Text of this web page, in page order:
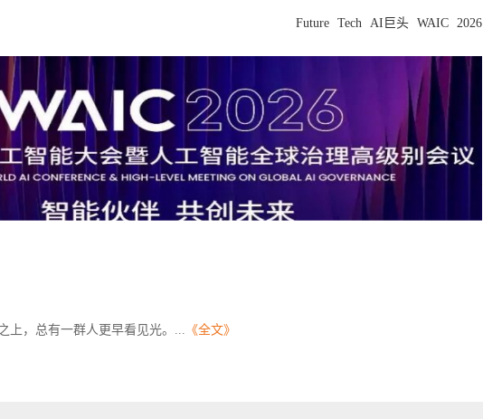
Future Tech AI巨头 WAIC 2026
上，总有一群人更早看见光。... 《全文》